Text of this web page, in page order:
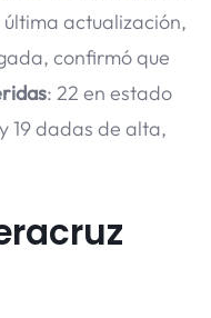
actualización,
confirmó que
: 22 en estado
19 dadas de alta,